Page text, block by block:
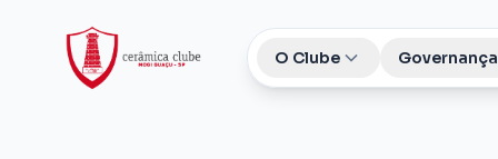
O Clube Governança